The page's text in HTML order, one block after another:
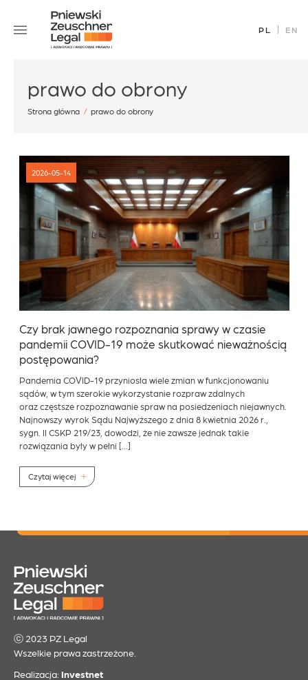
content
Specjalizacje
Aktualności
Kontakt
office@pz.legal
PL EN
prawo do obrony
Strona główna / prawo do obrony
2026-05-14
Czy brak jawnego rozpoznania sprawy w czasie
pandemii COVID-19 może skutkować nieważnością
postępowania?
Pandemia COVID-19 przyniosła wiele zmian w funkcjonowaniu
sądów, w tym szerokie wykorzystanie rozpraw zdalnych
oraz częstsze rozpoznawanie spraw na posiedzeniach niejawnych.
Najnowszy wyrok Sądu Najwyższego z dnia 8 kwietnia 2026 r.,
sygn. II CSKP 219/23, dowodzi, że nie zawsze jednak takie
rozwiązania były w pełni […]
Czytaj więcej
ⓒ 2023 PZ Legal
Wszelkie prawa zastrzeżone.
Realizacja: Investnet